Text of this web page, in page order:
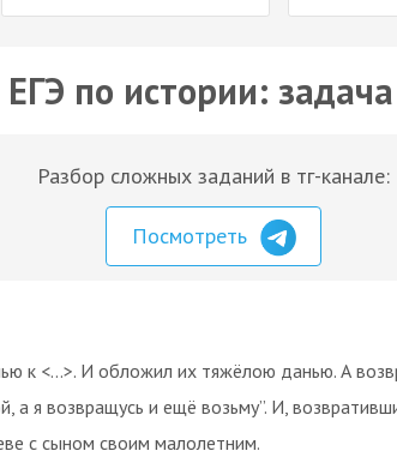
по истории:
Разбор сложных заданий в тг-канале:
Посмотреть
к <…>. И обложил их тяжёлою данью. А
а я возвращусь и ещё возьму”. И,
с сыном своим малолетним.